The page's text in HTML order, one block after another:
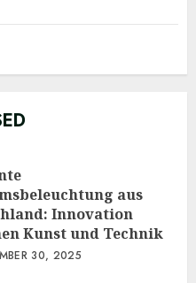
aus
Innovation
Kunst und Technik
30, 2025